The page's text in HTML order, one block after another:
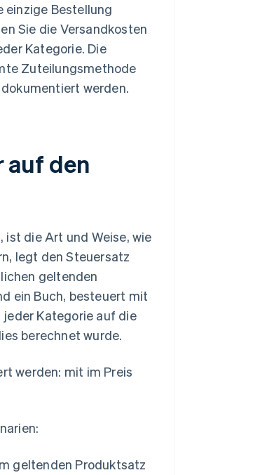
einzige Bestellung
Sie die Versandkosten
Kategorie. Die
Zuteilungsmethode
werden.
auf den
die Art und Weise, wie
legt den Steuersatz
geltenden
ein Buch, besteuert mit
jeder Kategorie auf die
berechnet wurde.
werden: mit im Preis
geltenden Produktsatz